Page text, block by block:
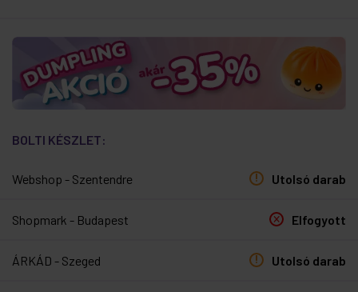
BOLTI KÉSZLET:
Webshop - Szentendre Utolsó darab
Shopmark - Budapest Elfogyott
ÁRKÁD - Szeged Utolsó darab